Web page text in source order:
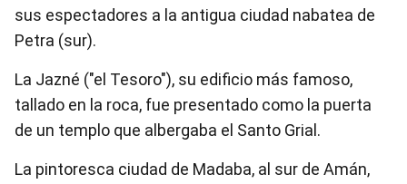
sus espectadores a la antigua ciudad nabatea de
Petra (sur).
La Jazné ("el Tesoro"), su edificio más famoso,
tallado en la roca, fue presentado como la puerta
de un templo que albergaba el Santo Grial.
La pintoresca ciudad de Madaba, al sur de Amán,